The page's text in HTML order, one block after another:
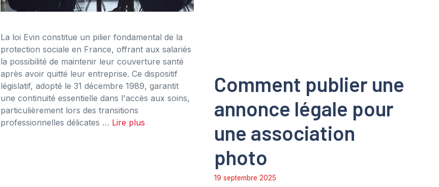
La loi Evin constitue un pilier fondamental de la
protection sociale en France, offrant aux salariés
la possibilité de maintenir leur couverture santé
après avoir quitté leur entreprise. Ce dispositif
législatif, adopté le 31 décembre 1989, garantit
une continuité essentielle dans l'accès aux soins,
particulièrement lors des transitions
professionnelles délicates … Lire plus
Comment publier une
annonce légale pour
une association
photo
19 septembre 2025